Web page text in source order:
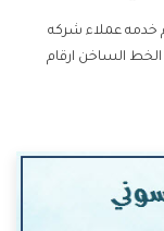
خدمه عملاء شركه
الساخن ارقام